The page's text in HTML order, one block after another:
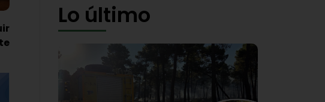
Lo último